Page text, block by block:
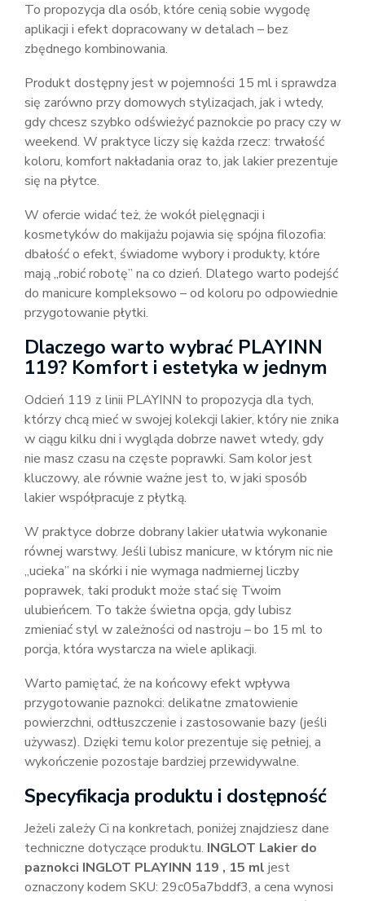
To propozycja dla osób, które cenią sobie wygodę
aplikacji i efekt dopracowany w detalach – bez
zbędnego kombinowania.
Produkt dostępny jest w pojemności 15 ml i sprawdza
się zarówno przy domowych stylizacjach, jak i wtedy,
gdy chcesz szybko odświeżyć paznokcie po pracy czy w
weekend. W praktyce liczy się każda rzecz: trwałość
koloru, komfort nakładania oraz to, jak lakier prezentuje
się na płytce.
W ofercie widać też, że wokół pielęgnacji i
kosmetyków do makijażu pojawia się spójna filozofia:
dbałość o efekt, świadome wybory i produkty, które
mają „robić robotę” na co dzień. Dlatego warto podejść
do manicure kompleksowo – od koloru po odpowiednie
przygotowanie płytki.
Dlaczego warto wybrać PLAYINN
119? Komfort i estetyka w jednym
Odcień 119 z linii PLAYINN to propozycja dla tych,
którzy chcą mieć w swojej kolekcji lakier, który nie znika
w ciągu kilku dni i wygląda dobrze nawet wtedy, gdy
nie masz czasu na częste poprawki. Sam kolor jest
kluczowy, ale równie ważne jest to, w jaki sposób
lakier współpracuje z płytką.
W praktyce dobrze dobrany lakier ułatwia wykonanie
równej warstwy. Jeśli lubisz manicure, w którym nic nie
„ucieka” na skórki i nie wymaga nadmiernej liczby
poprawek, taki produkt może stać się Twoim
ulubieńcem. To także świetna opcja, gdy lubisz
zmieniać styl w zależności od nastroju – bo 15 ml to
porcja, która wystarcza na wiele aplikacji.
Warto pamiętać, że na końcowy efekt wpływa
przygotowanie paznokci: delikatne zmatowienie
powierzchni, odtłuszczenie i zastosowanie bazy (jeśli
używasz). Dzięki temu kolor prezentuje się pełniej, a
wykończenie pozostaje bardziej przewidywalne.
Specyfikacja produktu i dostępność
Jeżeli zależy Ci na konkretach, poniżej znajdziesz dane
techniczne dotyczące produktu. INGLOT Lakier do
paznokci INGLOT PLAYINN 119 , 15 ml jest
oznaczony kodem SKU: 29c05a7bddf3, a cena wynosi